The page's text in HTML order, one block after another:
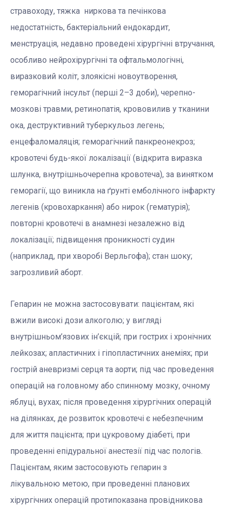
стравоходу, тяжка ниркова та печінкова
недостатність, бактеріальний ендокардит,
менструація, недавно проведені хірургічні втручання,
особливо нейрохірургічні та офтальмологічні,
виразковий коліт, злоякісні новоутворення,
геморагічний інсульт (перші 2–3 доби), черепно-
мозкові травми, ретинопатія, крововилив у тканини
ока, деструктивний туберкульоз легень;
енцефаломаляція; геморагічний панкреонекроз;
кровотечі будь-якої локалізації (відкрита виразка
шлунка, внутрішньочерепна кровотеча), за винятком
геморагії, що виникла на ґрунті емболічного інфаркту
легенів (кровохаркання) або нирок (гематурія);
повторні кровотечі в анамнезі незалежно від
локалізації; підвищення проникності судин
(наприклад, при хворобі Верльгофа); стан шоку;
загрозливий аборт.
Гепарин не можна застосовувати: пацієнтам, які
вжили високі дози алкоголю; у вигляді
внутрішньом’язових ін’єкцій; при гострих і хронічних
лейкозах; апластичних і гіпопластичних анеміях; при
гострій аневризмі серця та аорти; під час проведення
операцій на головному або спинному мозку, очному
яблуці, вухах; після проведення хірургічних операцій
на ділянках, де розвиток кровотечі є небезпечним
для життя пацієнта; при цукровому діабеті, при
проведенні епідуральної анестезії під час пологів.
Пацієнтам, яким застосовують гепарин з
лікувальною метою, при проведенні планових
хірургічних операцій протипоказана провідникова